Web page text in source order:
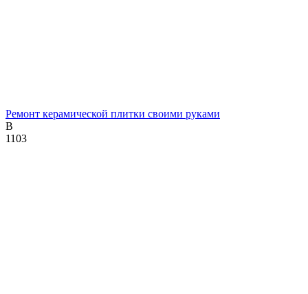
Ремонт керамической плитки своими руками
В
1103